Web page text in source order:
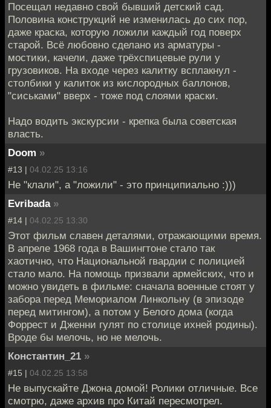
Посещал недавно свой бывший детский сад.
Половина конструкций не изменилась до сих пор,
даже краска, которую ложили каждый год поверх
старой. Всё любовно сделано из арматуры -
мостики, качели, даже трёхспицевые рули у
грузовиков. На входе через калитку всплакнул -
столбики у калиток из кислородных баллонов,
"сиськами" вверх - тоже под слоями краски.
Надо водить экскурсии - крепка была советская
власть.
Doom »
#13 | 04.02.25 13:16
Не "клали", а "ложили" - это принципиально :)))
Evribada »
#14 | 04.02.25 13:30
Этот фильм славен деталями, отражающими время.
В апреле 1968 года в Вашингтоне стало так
хаотично, что Национальной гвардии с полицией
стало мало. На помощь призвали армейских, что и
можно увидеть в фильме: сначала военные стоят у
забора перед Мемориалом Линкольну (в эпизоде
перед митингом), а потом у Белого дома (когда
Форрест и Дженни гулят по столице ихней родины).
Вроде бы мелочь, но не мелочь.
Константин_21 »
#15 | 04.02.25 13:58
Не выпускайте Джона домой! Ролики отличные. Все
смотрю, даже архив про Китай пересмотрел.